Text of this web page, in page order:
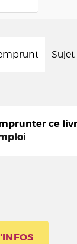
Sujet
ce